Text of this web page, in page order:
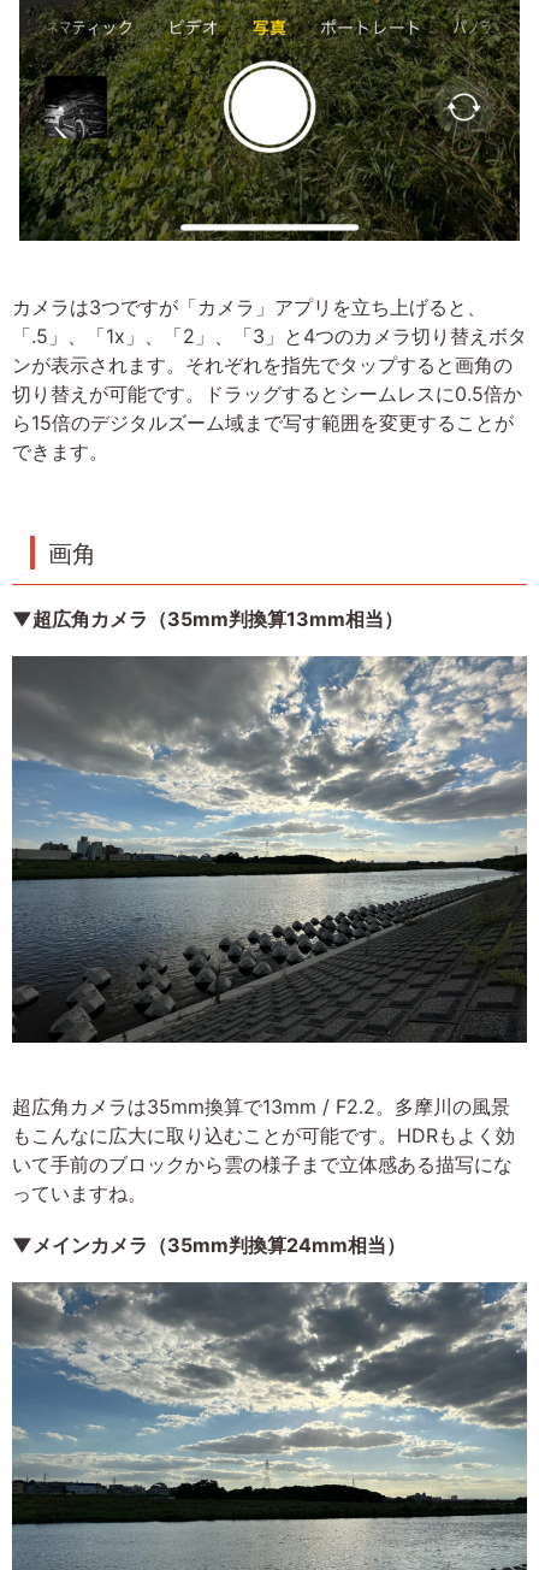
カメラは3つですが「カメラ」アプリを立ち上げると、
「.5」、「1x」、「2」、「3」と4つのカメラ切り替えボタ
ンが表示されます。それぞれを指先でタップすると画角の
切り替えが可能です。ドラッグするとシームレスに0.5倍か
ら15倍のデジタルズーム域まで写す範囲を変更することが
できます。
画角
▼超広角カメラ（35mm判換算13mm相当）
超広角カメラは35mm換算で13mm / F2.2。多摩川の風景
もこんなに広大に取り込むことが可能です。HDRもよく効
いて手前のブロックから雲の様子まで立体感ある描写にな
っていますね。
▼メインカメラ（35mm判換算24mm相当）